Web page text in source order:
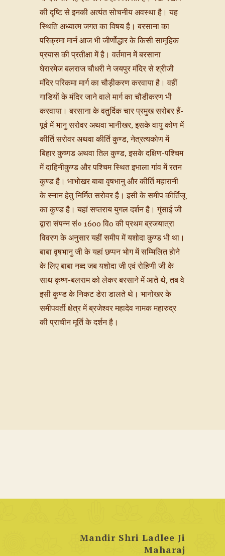
की दृष्टि से इनकी अत्यंत सोचनीय अवस्था है। यह
स्थिति अध्यात्म जगत का विषय है। बरसाना का
परिक्रमा मार्न आज भी जीर्णोद्धार के किसी सामूहिक
प्रयास की प्रतीक्षा में है। वर्तमान में बरसाना
घेरारमेज बलराज चौधरी ने जयपुर मंदिर से श्रीजी
मंदिर परिकमा मार्ग का चौड़ीकरण करवाया है। वहीं
गाडियों के मंदिर जाने वाले मार्ग का चौडीकरण भी
करवाया। बरसाना के वतुर्दिक चार प्रमुख सरोबर हैं-
पूर्व में भानु सरोवर अथवा भानीखर, इसके वायु कोण में
कीर्ति सरोवर अथवा कीर्ति कुण्ड, नेत्रत्यकोण में
बिहार कुष्णड अथवा तिल कुण्ड, इसके दक्षिण-पश्चिम
में दाहिनीकुण्ड और पश्चिम स्थित इभाला गांव में रतन
कुण्ड है। भाभोखर बाबा वृषभानु और कीर्ति महारानी
के स्नान हेतु निर्मित सरोवर है। इसी के समीप कीर्तिजू
का कुण्ड है। यहां सप्तराय युगल दर्शन है। गुंसाई जी
द्वारा संपन्न सं० 1600 वि0 की प्रथम ब्रजयात्रा
विवरण के अनुसार यहीं समीप में यशोदा कुण्ड भी था।
बाबा वृषभानु जी के यहां छप्पन भोग में सम्मिलित होने
के लिए बाबा नब्द जब यशोदा जी एवं रोहिणी जी के
साथ कृष्ण-बलराम को लेकर बरसाने में आते थे, तब वे
इसी कुण्ड के निकट डेरा डालते थे। भानोखर के
समीपवर्ती क्षेत्र में ब्रजेश्वर महादेव नामक महारुद्र
की प्राचीन मूर्ति के दर्शन है।
Mandir Shri Ladlee Ji
Maharaj